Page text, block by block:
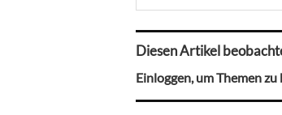
Diesen Artikel
Einloggen, um Themen